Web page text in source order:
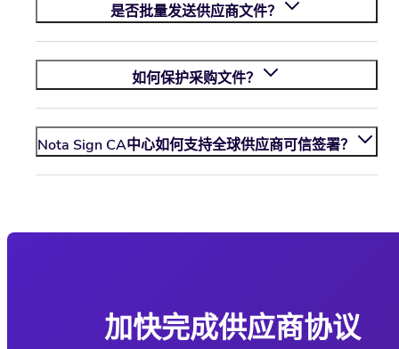
是否批量发送供应商文件？
如何保护采购文件？
Nota Sign CA中心如何支持全球供应商可信签署？
加快完成供应商协议